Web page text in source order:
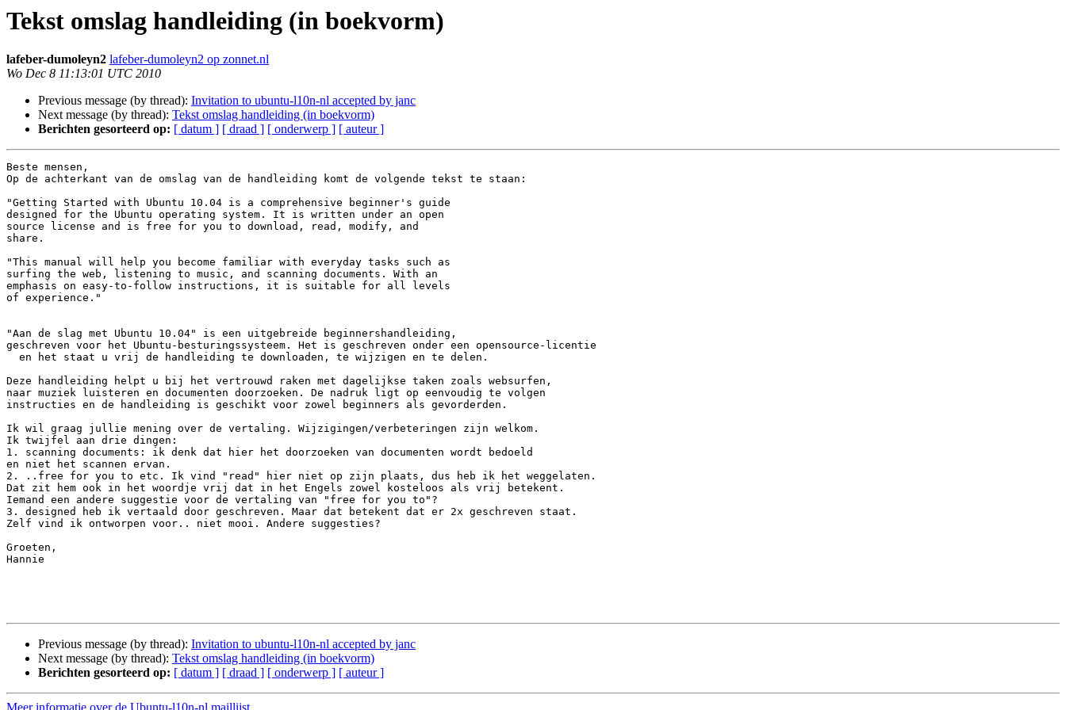
Tekst omslag handleiding (in boekvorm)
lafeber-dumoleyn2 lafeber-dumoleyn2 op zonnet.nl
Wo Dec 8 11:13:01 UTC 2010
Previous message (by thread): Invitation to ubuntu-l10n-nl accepted by janc
Next message (by thread): Tekst omslag handleiding (in boekvorm)
Berichten gesorteerd op: [ datum ] [ draad ] [ onderwerp ] [ auteur ]
Beste mensen,
Op de achterkant van de omslag van de handleiding komt de volgende tekst te staan:
"Getting Started with Ubuntu 10.04 is a comprehensive beginner's guide
designed for the Ubuntu operating system. It is written under an open
source license and is free for you to download, read, modify, and
share.
"This manual will help you become familiar with everyday tasks such as
surfing the web, listening to music, and scanning documents. With an
emphasis on easy-to-follow instructions, it is suitable for all levels
of experience."
"Aan de slag met Ubuntu 10.04" is een uitgebreide beginnershandleiding,
geschreven voor het Ubuntu-besturingssysteem. Het is geschreven onder een opensource-licentie
Deze handleiding helpt u bij het vertrouwd raken met dagelijkse taken zoals websurfen,
naar muziek luisteren en documenten doorzoeken. De nadruk ligt op eenvoudig te volgen
instructies en de handleiding is geschikt voor zowel beginners als gevorderden.
Ik wil graag jullie mening over de vertaling. Wijzigingen/verbeteringen zijn welkom.
Ik twijfel aan drie dingen:
1. scanning documents: ik denk dat hier het doorzoeken van documenten wordt bedoeld
en niet het scannen ervan.
2. ..free for you to etc. Ik vind "read" hier niet op zijn plaats, dus heb ik het weggelaten.
Dat zit hem ook in het woordje vrij dat in het Engels zowel kosteloos als vrij betekent.
Iemand een andere suggestie voor de vertaling van "free for you to"?
3. designed heb ik vertaald door geschreven. Maar dat betekent dat er 2x geschreven staat.
Zelf vind ik ontworpen voor.. niet mooi. Andere suggesties?
Groeten,
Hannie
Previous message (by thread): Invitation to ubuntu-l10n-nl accepted by janc
Next message (by thread): Tekst omslag handleiding (in boekvorm)
Berichten gesorteerd op: [ datum ] [ draad ] [ onderwerp ] [ auteur ]